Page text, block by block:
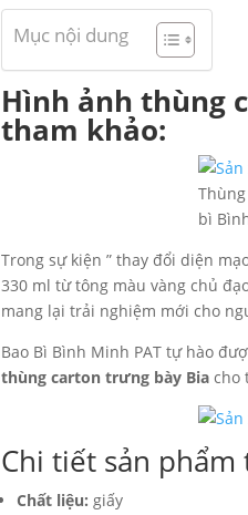
Mục nội dung
Hình ảnh thùng
tham khảo:
bì
Trong sự kiện ” thay đổi diện
330 ml từ tông màu vàng chủ
mang lại trải nghiệm mới cho
Bao Bì Bình Minh PAT tự hào
thùng carton trưng bày Bia cho
Chi tiết sản
Chất liệu: giấy